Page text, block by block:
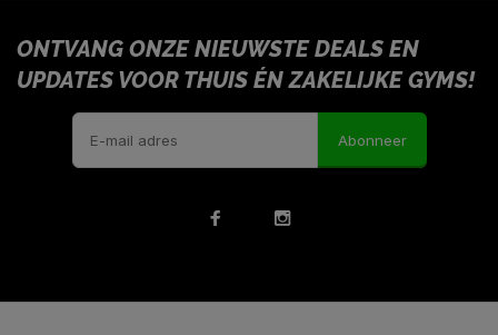
ONTVANG ONZE NIEUWSTE DEALS EN
UPDATES VOOR THUIS ÉN ZAKELIJKE GYMS!
Abonneer